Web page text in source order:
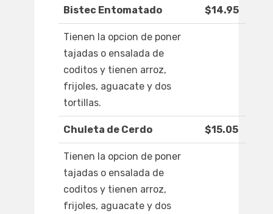
Bistec Entomatado $14.95
Tienen la opcion de poner
tajadas o ensalada de
coditos y tienen arroz,
frijoles, aguacate y dos
tortillas.
Chuleta de Cerdo $15.05
Tienen la opcion de poner
tajadas o ensalada de
coditos y tienen arroz,
frijoles, aguacate y dos